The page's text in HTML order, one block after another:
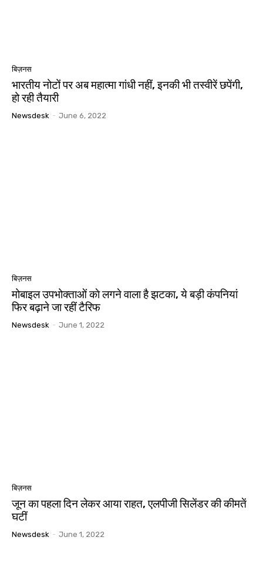
बिज़नस
भारतीय नोटों पर अब महात्मा गांधी नहीं, इनकी भी तस्वीरें छपेंगी,
हो रही तैयारी
Newsdesk - June 6, 2022
बिज़नस
मोबाइल उपभोक्ताओं काे लगने वाला है झटका, ये बड़ी कंपनियां
फिर बढ़ाने जा रहीं टैरिफ
Newsdesk - June 1, 2022
बिज़नस
जून का पहला दिन लेकर आया राहत, एलपीजी सिलेंडर की कीमतें
घटीं
Newsdesk - June 1, 2022